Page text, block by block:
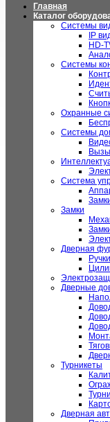
Главная
Каталог
Системы
IP
HD-
Системы
Охранные
Системы
Система
Замки
Дверная
Ручки
Дверные
Турникеты
Дверная